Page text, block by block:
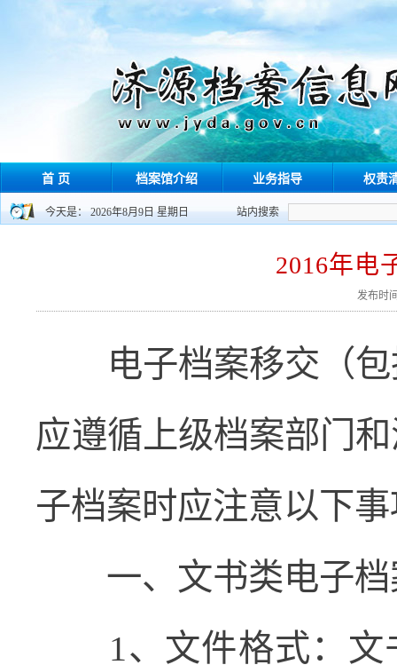
首 页 档案馆介绍 业务指导 权责
今天是： 2026年8月9日 星期日 站内搜索
2016年电
发布时
电子档案移交（
应遵循上级档案部门
子档案时应注意以下
一、文书类电子
1、文件格式：